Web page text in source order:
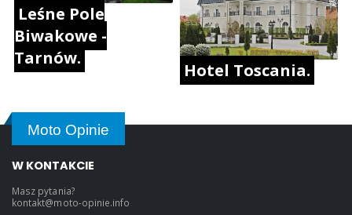
Leśne Pole
Biwakowe -
Tarnów.
Hotel Toscania.
Moto Opinie
W KONTAKCIE
Masz pytania?
kontakt@moto-opinie.info